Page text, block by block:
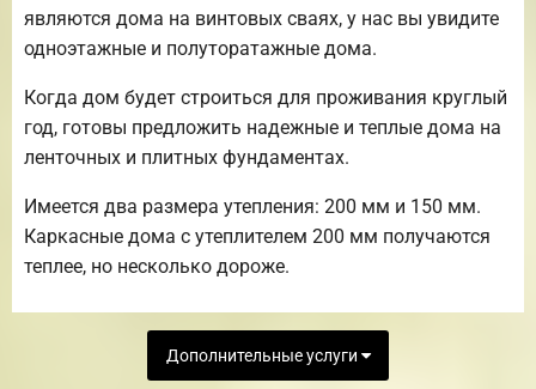
являются дома на винтовых сваях, у нас вы увидите
одноэтажные и полуторатажные дома.
Когда дом будет строиться для проживания круглый
год, готовы предложить надежные и теплые дома на
ленточных и плитных фундаментах.
Имеется два размера утепления: 200 мм и 150 мм.
Каркасные дома с утеплителем 200 мм получаются
теплее, но несколько дороже.
Дополнительные услуги